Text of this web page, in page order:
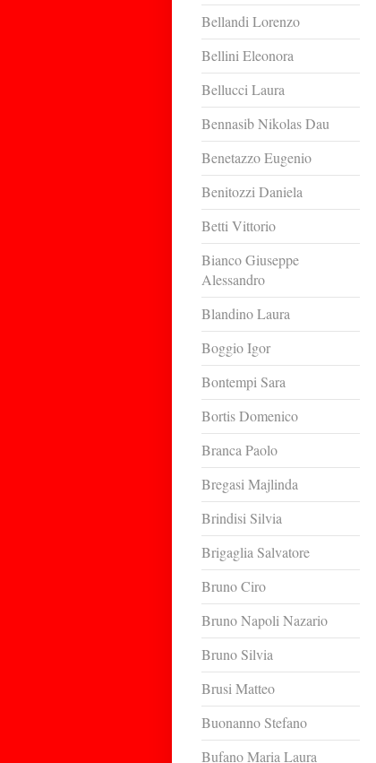
Bellandi Lorenzo
Bellini Eleonora
Bellucci Laura
Bennasib Nikolas Dau
Benetazzo Eugenio
Benitozzi Daniela
Betti Vittorio
Bianco Giuseppe
Alessandro
Blandino Laura
Boggio Igor
Bontempi Sara
Bortis Domenico
Branca Paolo
Bregasi Majlinda
Brindisi Silvia
Brigaglia Salvatore
Bruno Ciro
Bruno Napoli Nazario
Bruno Silvia
Brusi Matteo
Buonanno Stefano
Bufano Maria Laura